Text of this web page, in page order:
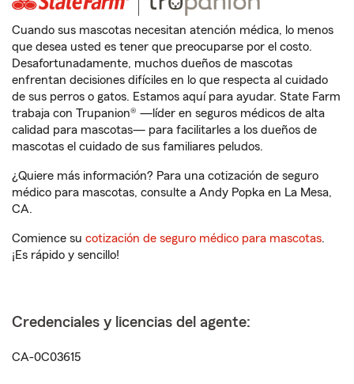
Cuando sus mascotas necesitan atención médica, lo menos
que desea usted es tener que preocuparse por el costo.
Desafortunadamente, muchos dueños de mascotas
enfrentan decisiones difíciles en lo que respecta al cuidado
de sus perros o gatos. Estamos aquí para ayudar. State Farm
trabaja con Trupanion® —líder en seguros médicos de alta
calidad para mascotas— para facilitarles a los dueños de
mascotas el cuidado de sus familiares peludos.
¿Quiere más información? Para una cotización de seguro
médico para mascotas, consulte a Andy Popka en La Mesa,
CA.
Comience su cotización de seguro médico para mascotas.
¡Es rápido y sencillo!
Credenciales y licencias del agente:
CA-0C03615